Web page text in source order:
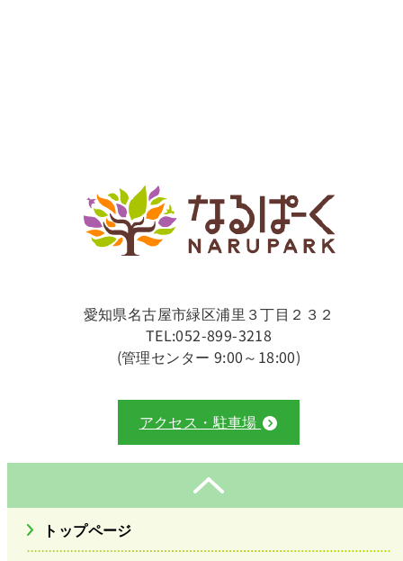
愛知県名古屋市緑区浦里３丁目２３２
TEL:052-899-3218
(管理センター 9:00～18:00)
アクセス・駐車場
トップページ